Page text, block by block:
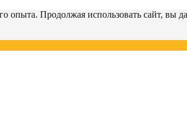
опыта. Продолжая использовать сайт, вы